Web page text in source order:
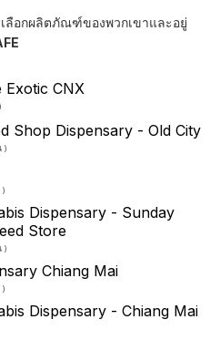
ลือกผลิตภัณฑ์ของพวกเขาและอยู่
Exotic CNX
Shop Dispensary - Old City
)
)
Dispensary - Sunday
Store
)
Chiang Mai
)
Dispensary - Chiang Mai